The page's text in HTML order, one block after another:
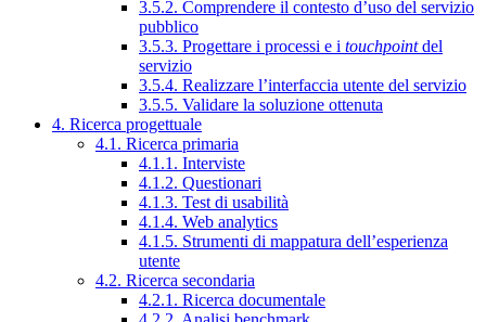
3.5.2. Comprendere il contesto d’uso del servizio
pubblico
3.5.3. Progettare i processi e i touchpointdel
servizio
3.5.4. Realizzare l’interfaccia utente del servizio
3.5.5. Validare la soluzione ottenuta
4. Ricerca progettuale
4.1. Ricerca primaria
4.1.1. Interviste
4.1.2. Questionari
4.1.3. Test di usabilità
4.1.4. Web analytics
4.1.5. Strumenti di mappatura dell’esperienza
utente
4.2. Ricerca secondaria
4.2.1. Ricerca documentale